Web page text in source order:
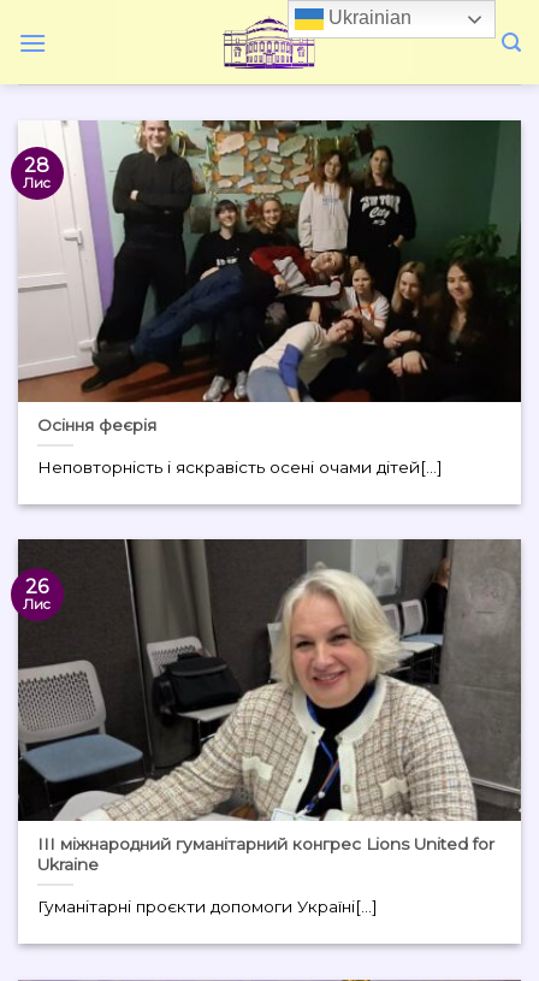
Осіння феєрія
Неповторність і яскравість осені очами дітей[...]
28
Лис
ІІІ міжнародний гуманітарний конгрес Lions United for
Ukraine
Гуманітарні проєкти допомоги Україні[...]
26
Лис
Ukrainian